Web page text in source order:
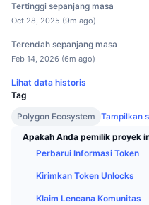
Tertinggi sepanjang masa
Oct 28, 2025 (9m ago)
Terendah sepanjang masa
Feb 14, 2026 (6m ago)
Lihat data historis
Tag
Polygon Ecosystem Tampilkan
Apakah Anda pemilik proyek
Perbarui Informasi Token
Kirimkan Token Unlocks
Klaim Lencana Komunitas